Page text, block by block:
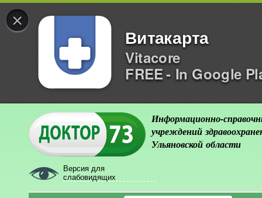
×
Витакарта
Vitacore
FREE - In Google
Версия для
слабовидящих
Информационно-
учреждений
Ульяновской области